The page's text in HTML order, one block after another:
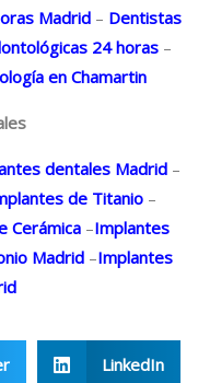
Madrid– Dentistas
24 horas –
en Chamartin
dentales Madrid–
de Titanio –
Cerámica –Implantes
Madrid–Implantes
LinkedIn